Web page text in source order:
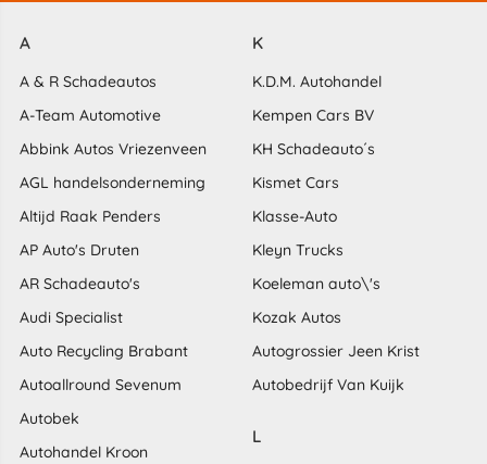
A
A & R Schadeautos
A-Team Automotive
Abbink Autos Vriezenveen
AGL handelsonderneming
Altijd Raak Penders
AP Auto's Druten
AR Schadeauto's
Audi Specialist
Auto Recycling Brabant
Autoallround Sevenum
Autobek
Autohandel Kroon
K
K.D.M. Autohandel
Kempen Cars BV
KH Schadeauto´s
Kismet Cars
Klasse-Auto
Kleyn Trucks
Koeleman auto\'s
Kozak Autos
Autogrossier Jeen Krist
Autobedrijf Van Kuijk
L